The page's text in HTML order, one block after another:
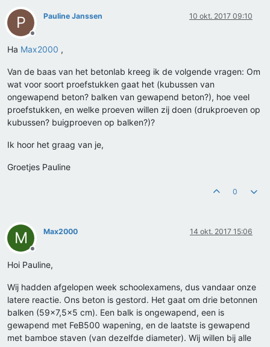
P
Offline
Pauline Janssen 10 okt. 2017 09:10
Ha Max2000 ,
Van de baas van het betonlab kreeg ik de volgende vragen: Om
wat voor soort proefstukken gaat het (kubussen van
ongewapend beton? balken van gewapend beton?), hoe veel
proefstukken, en welke proeven willen zij doen (drukproeven op
kubussen? buigproeven op balken?)?
Ik hoor het graag van je,
Groetjes Pauline
0
M
Offline
Max2000 14 okt. 2017 15:06
Hoi Pauline,
Wij hadden afgelopen week schoolexamens, dus vandaar onze
latere reactie. Ons beton is gestord. Het gaat om drie betonnen
balken (59x7,5x5 cm). Een balk is ongewapend, een is
gewapend met FeB500 wapening, en de laatste is gewapend
met bamboe staven (van dezelfde diameter). Wij willen bij alle